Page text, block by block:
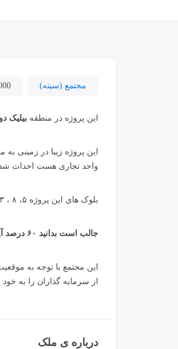
مجتمع (سیته) sqft
این پروژه در منطقه بیلیک
واحد تجاری هست احداث
بلوک های این پروژه ۵، ۸ ، ۱۳ و ۱۵ طبقه ای از یک تا چهار خوابه با متراژ ۵۰ الی ۲۰۰ متر مربع ساخته شده است.
جالب است بدانید ۶۰ درصد آپارتمان های این پروژه از طبقه دوم رو به دریاست.
این مجتمع با توجه به
از سرمایه گذاران را به
درباره ی ملک